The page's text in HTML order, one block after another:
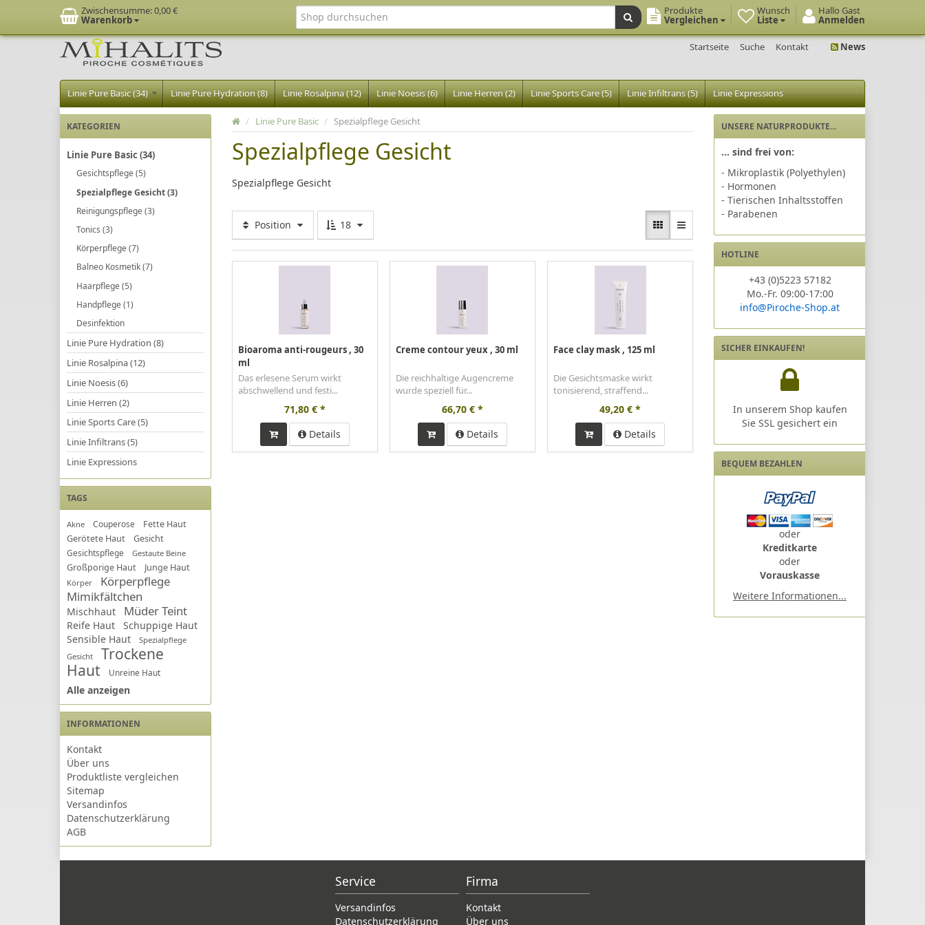
Zwischensumme:0,00 €
Warenkorb
Hallo Gast
Anmelden
Wunsch
Liste
Produkte
Vergleichen
Startseite Suche Kontakt News
Linie Pure Basic (34) Linie Pure Hydration (8) Linie Rosalpina (12) Linie Noesis (6) Linie Herren (2) Linie Sports Care (5) Linie Infiltrans (5) Linie Expressions
KATEGORIEN
Linie Pure Basic (34)
Gesichtspflege (5)
Spezialpflege Gesicht (3)
Reinigungspflege (3)
Tonics (3)
Körperpflege (7)
Balneo Kosmetik (7)
Haarpflege (5)
Handpflege (1)
Desinfektion
Linie Pure Hydration (8)
Linie Rosalpina (12)
Linie Noesis (6)
Linie Herren (2)
Linie Sports Care (5)
Linie Infiltrans (5)
Linie Expressions
TAGS
Akne Couperose
Fette Haut
Gerötete Haut
Gesicht
Gesichtspflege Gestaute Beine
Großporige Haut Junge Haut
Körper
Körperpflege
Mimikfältchen
Mischhaut Müder Teint
Reife Haut
Schuppige Haut
Sensible Haut
Spezialpflege
Gesicht
Trockene
Haut
Unreine Haut
Alle anzeigen
INFORMATIONEN
Kontakt
Über uns
Produktliste vergleichen
Sitemap
Versandinfos
Datenschutzerklärung
AGB
/ Linie Pure Basic / Spezialpflege Gesicht
Spezialpflege Gesicht
Spezialpflege Gesicht
Position 18
Bioaroma anti-rougeurs, 30
ml
Das erlesene Serum wirkt
abschwellend und festi...
71,80 € *
Details
Creme contour yeux, 30 ml
Die reichhaltige Augencreme
wurde speziell für...
66,70 € *
Details
Face clay mask, 125 ml
Die Gesichtsmaske wirkt
tonisierend, straffend...
49,20 € *
Details
UNSERE NATURPRODUKTE...
... sind frei von:
- Mikroplastik (Polyethylen)
- Hormonen
- Tierischen Inhaltsstoffen
- Parabenen
HOTLINE
+43 (0)5223 57182
Mo.-Fr. 09:00-17:00
info@Piroche-Shop.at
SICHER EINKAUFEN!
In unserem Shop kaufen
Sie SSL gesichert ein
BEQUEM BEZAHLEN
oder
Kreditkarte
oder
​Vorauskasse
Weitere Informationen...
Service
Versandinfos
Datenschutzerklärung
Firma
Kontakt
Über uns